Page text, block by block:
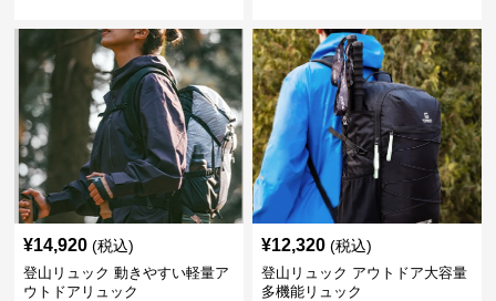
¥14,920 (税込)
登山リュック 動きやすい軽量ア
ウトドアリュック
¥12,320 (税込)
登山リュック アウトドア大容量
多機能リュック